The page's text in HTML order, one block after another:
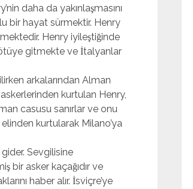
daha da yakınlaşmasını
bir hayat sürmektir. Henry
Henry iyileştiğinde
gitmekte ve İtalyanlar
arkalarından Alman
kurtulan Henry,
casusu sanırlar ve onu
kurtularak Milano’ya
Sevgilisine
bir asker kaçağıdır ve
haber alır. İsviçre’ye